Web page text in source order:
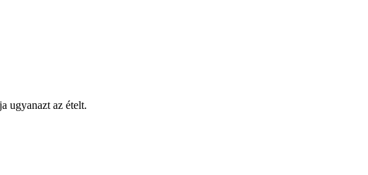
ugyanazt az ételt.